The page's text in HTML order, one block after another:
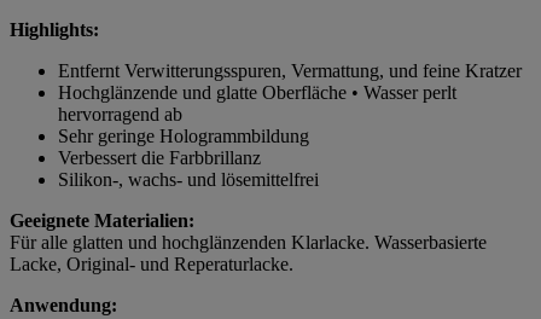
Highlights:
Entfernt Verwitterungsspuren, Vermattung, und feine Kratzer
Hochglänzende und glatte Oberfläche • Wasser perlt
hervorragend ab
Sehr geringe Hologrammbildung
Verbessert die Farbbrillanz
Silikon-, wachs- und lösemittelfrei
Geeignete Materialien:
Für alle glatten und hochglänzenden Klarlacke. Wasserbasierte
Lacke, Original- und Reperaturlacke.
Anwendung: